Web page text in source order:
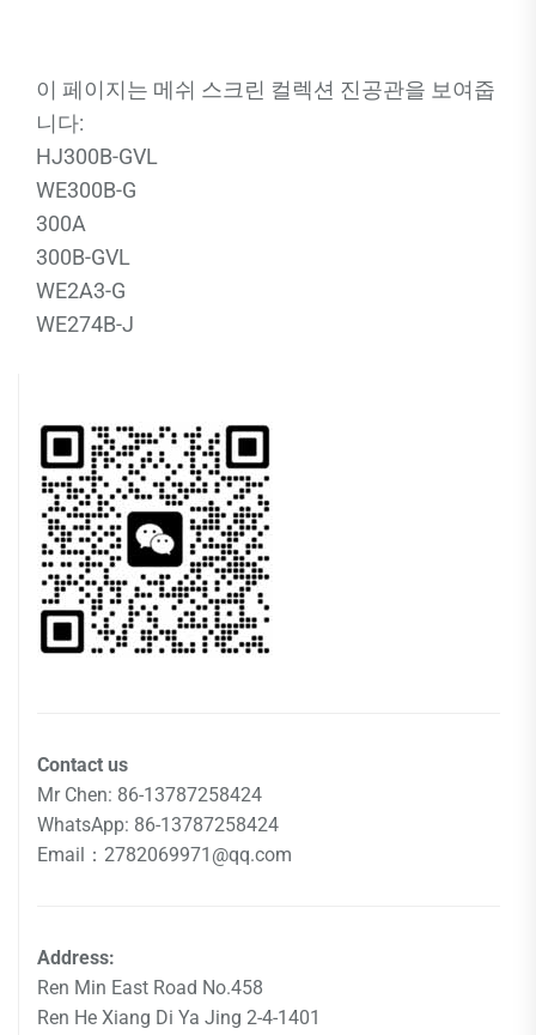
이 페이지는 메쉬 스크린 컬렉션 진공관을 보여줍
니다:
HJ300B-GVL
WE300B-G
300A
300B-GVL
WE2A3-G
WE274B-J
Contact us
Mr Chen: 86-13787258424
WhatsApp: 86-13787258424
Email：2782069971@qq.com
Address:
Ren Min East Road No.458
Ren He Xiang Di Ya Jing 2-4-1401